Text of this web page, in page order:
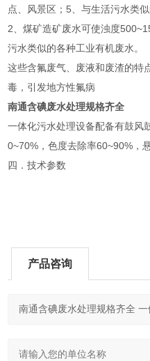
点、风景区；5、与生活污水类
2、煤矿造矿废水可使浊度
污水类似的各种工业有机废水。
这些含氟废气、废液和废渣的特
毒，引发地方性氟病
南通含碘废水处理规格齐全
一体化污水处理设备配备有鼓风
0~70%，色度去除率60~90%，
四．技术参数
产品咨询